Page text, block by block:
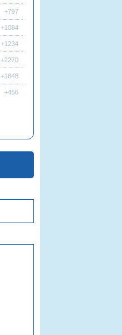
+797
+1084
+1234
+2270
+1648
+456